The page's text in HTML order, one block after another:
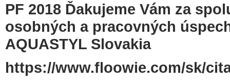
PF 2018 Ďakujeme Vám za
osobných a pracovných
AQUASTYL Slovakia
https://www.floowie.com/sk/